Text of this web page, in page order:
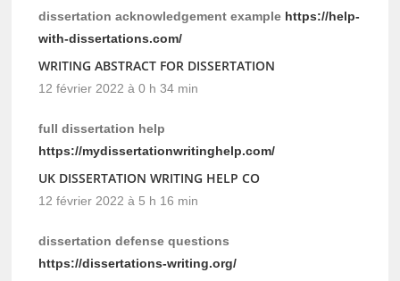
dissertation acknowledgement example https://help-
with-dissertations.com/
WRITING ABSTRACT FOR DISSERTATION
12 février 2022 à 0 h 34 min
full dissertation help
https://mydissertationwritinghelp.com/
UK DISSERTATION WRITING HELP CO
12 février 2022 à 5 h 16 min
dissertation defense questions
https://dissertations-writing.org/